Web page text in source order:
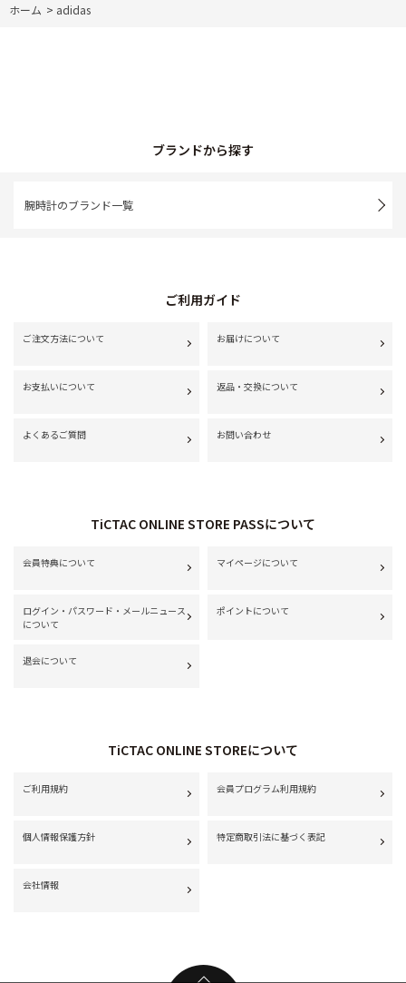
ホーム > adidas
ブランドから探す
腕時計のブランド一覧
ご利用ガイド
ご注文方法について お届けについて
お支払いについて 返品・交換について
よくあるご質問 お問い合わせ
TiCTAC ONLINE STORE PASSについて
会員特典について マイページについて
ログイン・パスワード・メールニュース
について
ポイントについて
退会について
TiCTAC ONLINE STOREについて
ご利用規約 会員プログラム利用規約
個人情報保護方針 特定商取引法に基づく表記
会社情報